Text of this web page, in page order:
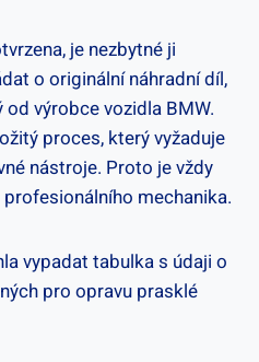
je ⁤nezbytné ​ji​
o originální náhradní díl,
⁢výrobce vozidla BMW.
proces, který ​vyžaduje
nástroje. Proto‌ je vždy
​mechanika.
vypadat⁤ tabulka s ⁣údaji​ o
pro ‍opravu prasklé